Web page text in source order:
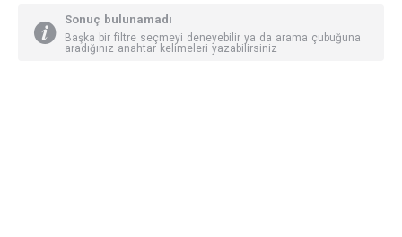
Sonuç bulunamadı
Başka bir filtre seçmeyi deneyebilir ya da arama çubuğuna
aradığınız anahtar kelimeleri yazabilirsiniz